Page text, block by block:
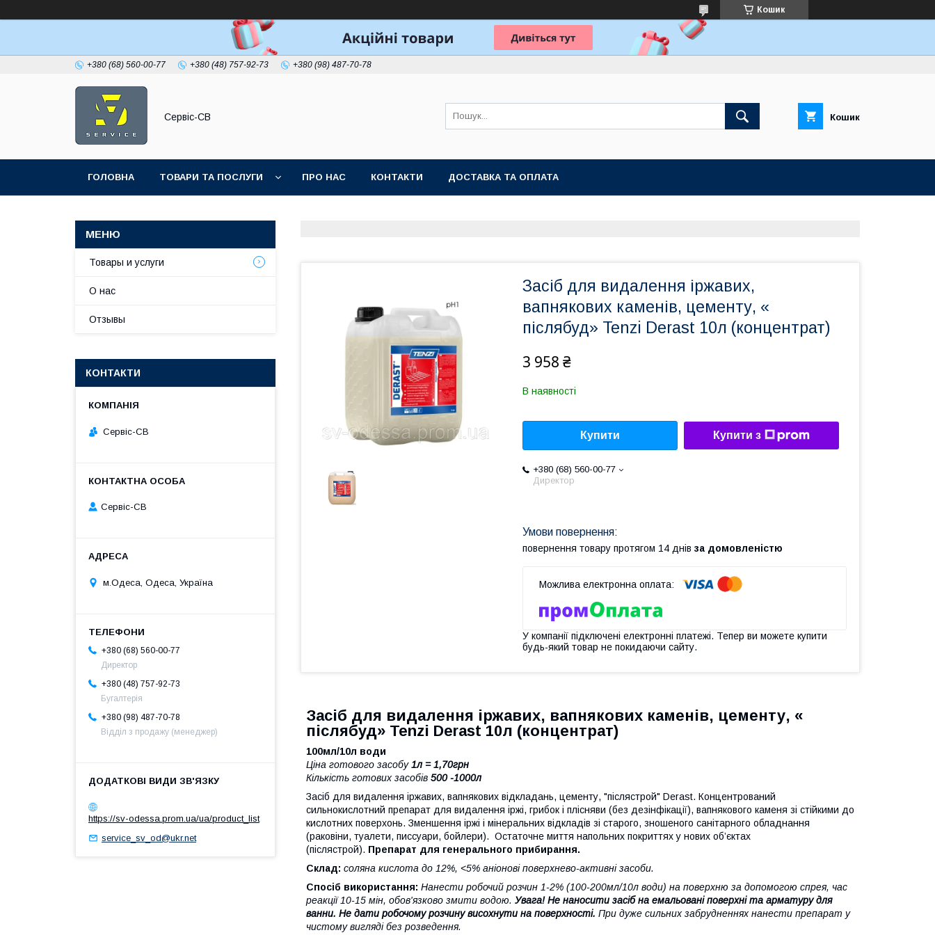
Кошик
+380 (68) 560-00-77 +380 (48) 757-92-73 +380 (98) 487-70-78
Сервіс-СВ Кошик
ГОЛОВНА ТОВАРИ ТА ПОСЛУГИ ПРО НАС КОНТАКТИ ДОСТАВКА ТА ОПЛАТА
Засіб для видалення іржавих,
вапнякових каменів, цементу, «
післябуд» Tenzi Derast 10л (концентрат)
3 958 ₴
В наявності
Купити Купити з
+380 (68) 560-00-77
Директор
повернення товару протягом 14 днів за домовленістю
У компанії підключені електронні платежі. Тепер ви можете купити
будь-який товар не покидаючи сайту.
Засіб для видалення іржавих, вапнякових каменів, цементу, «
післябуд» Tenzi Derast 10л (концентрат)
100мл/10л води
Ціна готового засобу1л = 1,70грн
Кількість готових засобів 500 -1000л
Засіб для видалення іржавих, вапнякових відкладань, цементу, "післястрой" Derast. Концентрований
сильнокислотний препарат для видалення іржі, грибок і плісняви (без дезінфікації), вапнякового каменя зі стійкими до
кислотних поверхонь. Зменшення іржі і мінеральних відкладів зі старого, зношеного санітарного обладнання
(раковіни, туалети, писсуари, бойлери). Остаточне миття напольних покриттях у нових об’єктах
(післястрой). Препарат для генерального прибирання.
Склад: соляна кислота до 12%, <5% аніонові поверхнево-активні засоби.
Спосіб використання: Нанести робочий розчин 1-2% (100-200мл/10л води) на поверхню за допомогою спрея, час
реакції 10-15 мін, обов'язково змити водою. Увага! Не наносити засіб на емальовані поверхні та арматуру для
ванни. Не дати робочому розчину висохнути на поверхності. При дуже сильних забрудненнях нанести препарат у
чистому вигляді без розведення.
Товары и услуги
О нас
Отзывы
КОНТАКТИ
Сервіс-СВ
Сервіс-СВ
м.Одеса, Одеса, Україна
+380 (68) 560-00-77
Директор
+380 (48) 757-92-73
Бугалтерія
+380 (98) 487-70-78
Відділ з продажу (менеджер)
https://sv-odessa.prom.ua/ua/product_list
service_sv_od@ukr.net